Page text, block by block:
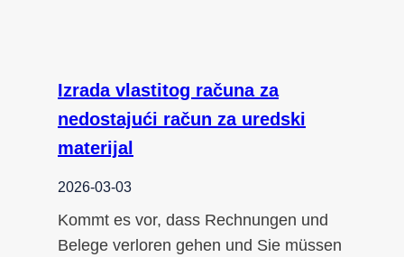
Izrada vlastitog računa za
nedostajući račun za uredski
materijal
2026-03-03
Kommt es vor, dass Rechnungen und
Belege verloren gehen und Sie müssen